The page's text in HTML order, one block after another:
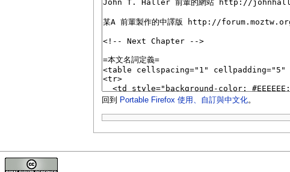
回到 Portable Firefox 使用、自訂與中文化。